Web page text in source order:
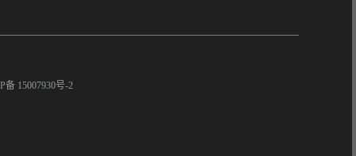
备 15007930号-2